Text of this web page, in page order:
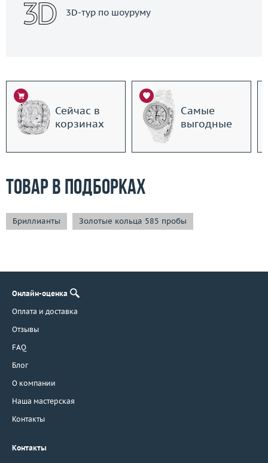
3D-тур по шоуруму
Сейчас в
корзинах
Самые
выгодные
Товар в подборках
Бриллианты Золотые кольца 585 пробы
Онлайн-оценка
Оплата и доставка
Отзывы
FAQ
Блог
О компании
Наша мастерская
Контакты
Контакты